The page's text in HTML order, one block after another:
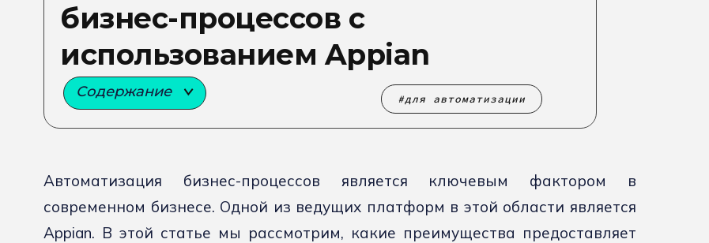
бизнес-процессов с
использованием Appian
Содержание для автоматизации
Автоматизация бизнес-процессов является ключевым фактором в
современном бизнесе. Одной из ведущих платформ в этой области является
Appian. В этой статье мы рассмотрим, какие преимущества предоставляет